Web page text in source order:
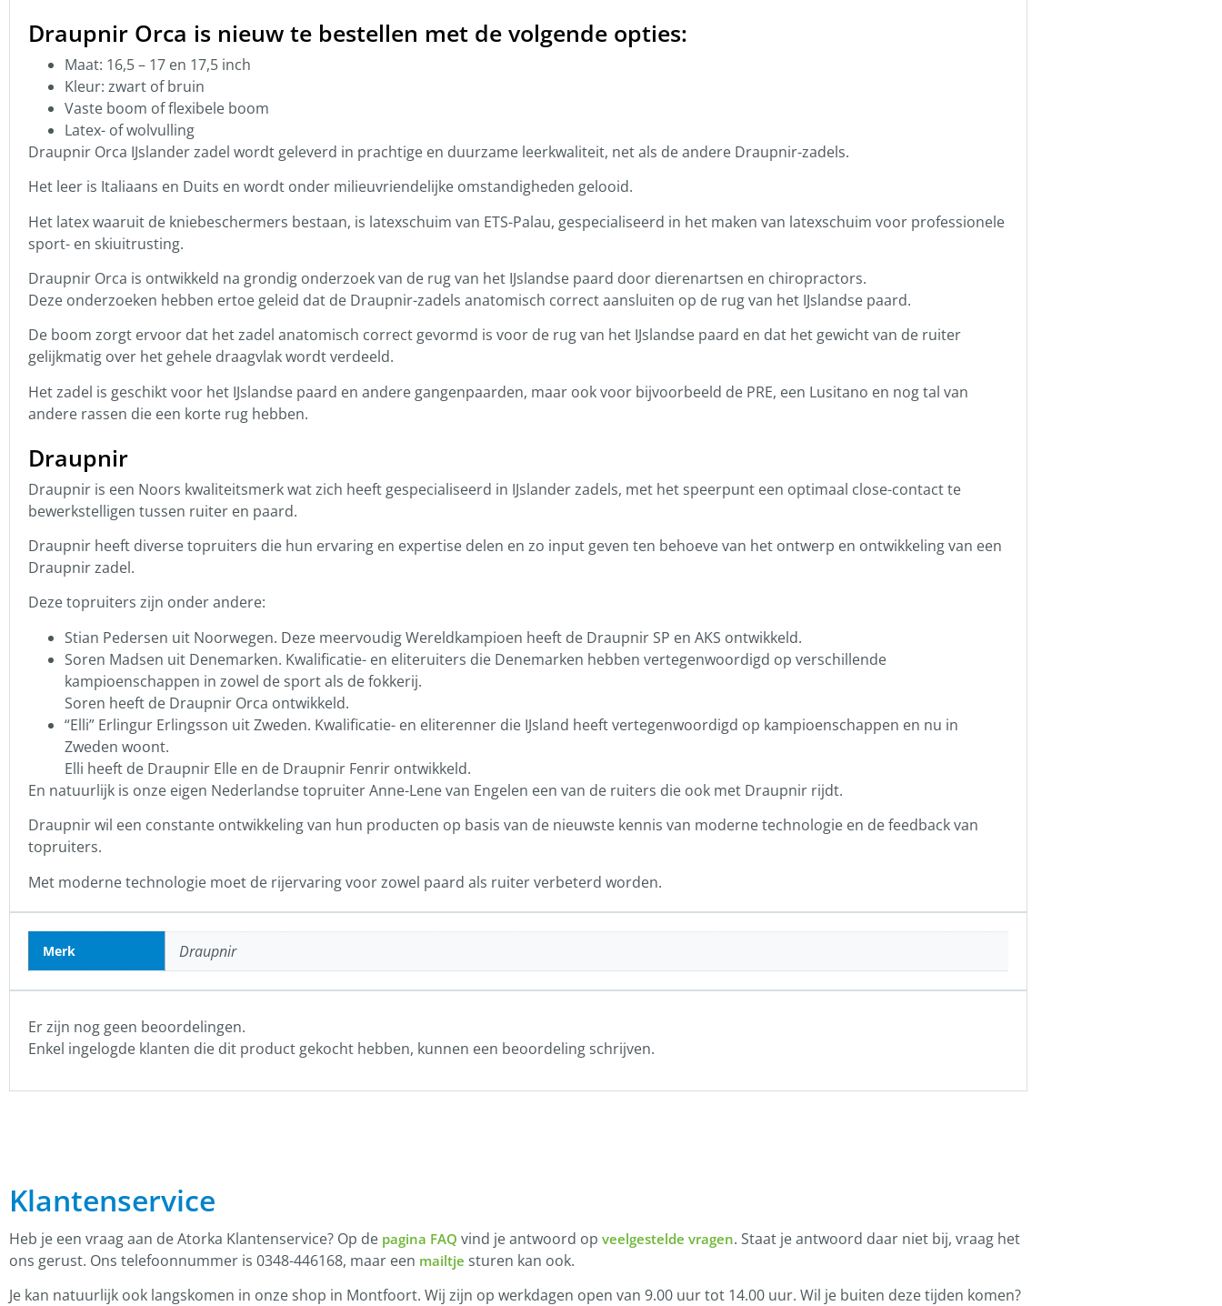
Draupnir Orca is nieuw te bestellen met de volgende opties:
Maat: 16,5 – 17 en 17,5 inch
Kleur: zwart of bruin
Vaste boom of flexibele boom
Latex- of wolvulling
Draupnir Orca IJslander zadel wordt geleverd in prachtige en duurzame leerkwaliteit, net als de andere Draupnir-zadels.
Het leer is Italiaans en Duits en wordt onder milieuvriendelijke omstandigheden gelooid.
Het latex waaruit de kniebeschermers bestaan, is latexschuim van ETS-Palau, gespecialiseerd in het maken van latexschuim voor professionele
sport- en skiuitrusting.
Draupnir Orca is ontwikkeld na grondig onderzoek van de rug van het IJslandse paard door dierenartsen en chiropractors.
Deze onderzoeken hebben ertoe geleid dat de Draupnir-zadels anatomisch correct aansluiten op de rug van het IJslandse paard.
De boom zorgt ervoor dat het zadel anatomisch correct gevormd is voor de rug van het IJslandse paard en dat het gewicht van de ruiter
gelijkmatig over het gehele draagvlak wordt verdeeld.
Het zadel is geschikt voor het IJslandse paard en andere gangenpaarden, maar ook voor bijvoorbeeld de PRE, een Lusitano en nog tal van
andere rassen die een korte rug hebben.
Draupnir
Draupnir is een Noors kwaliteitsmerk wat zich heeft gespecialiseerd in IJslander zadels, met het speerpunt een optimaal close-contact te
bewerkstelligen tussen ruiter en paard.
Draupnir heeft diverse topruiters die hun ervaring en expertise delen en zo input geven ten behoeve van het ontwerp en ontwikkeling van een
Draupnir zadel.
Deze topruiters zijn onder andere:
Stian Pedersen uit Noorwegen. Deze meervoudig Wereldkampioen heeft de Draupnir SP en AKS ontwikkeld.
Soren Madsen uit Denemarken. Kwalificatie- en eliteruiters die Denemarken hebben vertegenwoordigd op verschillende
kampioenschappen in zowel de sport als de fokkerij.
Soren heeft de Draupnir Orca ontwikkeld.
“Elli” Erlingur Erlingsson uit Zweden. Kwalificatie- en eliterenner die IJsland heeft vertegenwoordigd op kampioenschappen en nu in
Zweden woont.
Elli heeft de Draupnir Elle en de Draupnir Fenrir ontwikkeld.
En natuurlijk is onze eigen Nederlandse topruiter Anne-Lene van Engelen een van de ruiters die ook met Draupnir rijdt.
Draupnir wil een constante ontwikkeling van hun producten op basis van de nieuwste kennis van moderne technologie en de feedback van
topruiters.
Met moderne technologie moet de rijervaring voor zowel paard als ruiter verbeterd worden.
Merk Draupnir
Er zijn nog geen beoordelingen.
Enkel ingelogde klanten die dit product gekocht hebben, kunnen een beoordeling schrijven.
Klantenservice
Heb je een vraag aan de Atorka Klantenservice? Op de pagina FAQ vind je antwoord op veelgestelde vragen. Staat je antwoord daar niet bij, vraag het
ons gerust. Ons telefoonnummer is 0348-446168, maar een mailtje sturen kan ook.
Je kan natuurlijk ook langskomen in onze shop in Montfoort. Wij zijn op werkdagen open van 9.00 uur tot 14.00 uur. Wil je buiten deze tijden komen?